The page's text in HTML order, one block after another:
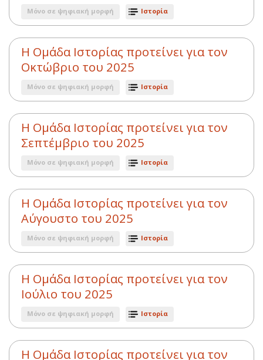
Μόνο σε ψηφιακή μορφή Ιστορία
Η Ομάδα Ιστορίας προτείνει για τον
Οκτώβριο του 2025
Μόνο σε ψηφιακή μορφή Ιστορία
Η Ομάδα Ιστορίας προτείνει για τον
Σεπτέμβριο του 2025
Μόνο σε ψηφιακή μορφή Ιστορία
Η Ομάδα Ιστορίας προτείνει για τον
Αύγουστο του 2025
Μόνο σε ψηφιακή μορφή Ιστορία
Η Ομάδα Ιστορίας προτείνει για τον
Ιούλιο του 2025
Μόνο σε ψηφιακή μορφή Ιστορία
Η Ομάδα Ιστορίας προτείνει για τον